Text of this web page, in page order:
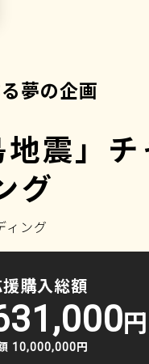
夢の企画
震」チ
グ
ィング
購入総額
円
10,000,000円